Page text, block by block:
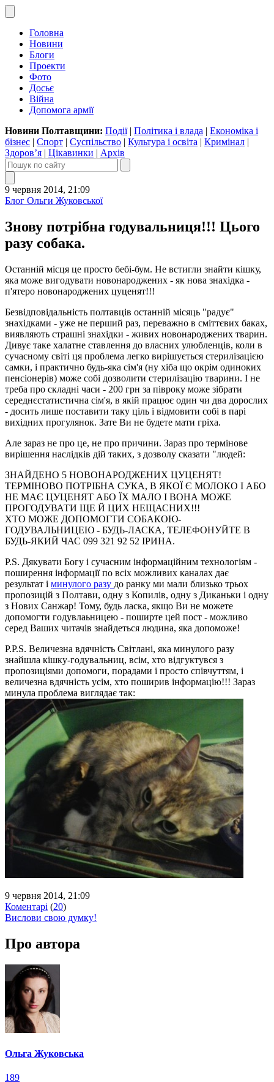
Головна
Новини
Блоги
Проекти
Фото
Досьє
Війна
Допомога армії
Новини Полтавщини: Події| Політика і влада | Економіка і
бізнес | Спорт | Суспільство | Культура і освіта | Кримінал |
Здоров’я | Цікавинки | Архів
9 червня 2014, 21:09
Блог Ольги Жуковської
Знову потрібна годувальниця!!! Цього
разу собака.
Останній місця це просто бебі-бум. Не встигли знайти кішку,
яка може вигодувати новонароджених - як нова знахідка -
п'ятеро новонароджених цуценят!!!
Безвідповідальність полтавців останній місяць "радує"
знахідками - уже не перший раз, переважно в сміттєвих баках,
виявляють страшні знахідки - живих новонароджених тварин.
Дивує таке халатне ставлення до власних улюбленців, коли в
сучасному світі ця проблема легко вирішується стерилізацією
самки, і практично будь-яка сім'я (ну хіба що окрім одиноких
пенсіонерів) може собі дозволити стерилізацію тварини. І не
треба про складні часи - 200 грн за півроку може зібрати
середнєстатистична сім'я, в якій працює один чи два дорослих
- досить лише поставити таку ціль і відмовити собі в парі
вихідних прогулянок. Зате Ви не будете мати гріха.
Але зараз не про це, не про причини. Зараз про термінове
вирішення наслідків дій таких, з дозволу сказати "людей:
ЗНАЙДЕНО 5 НОВОНАРОДЖЕНИХ ЦУЦЕНЯТ!
ТЕРМІНОВО ПОТРІБНА СУКА, В ЯКОЇ Є МОЛОКО І АБО
НЕ МАЄ ЦУЦЕНЯТ АБО ЇХ МАЛО І ВОНА МОЖЕ
ПРОГОДУВАТИ ЩЕ Й ЦИХ НЕЩАСНИХ!!!
ХТО МОЖЕ ДОПОМОГТИ СОБАКОЮ-
ГОДУВАЛЬНИЦЕЮ - БУДЬ-ЛАСКА, ТЕЛЕФОНУЙТЕ В
БУДЬ-ЯКИЙ ЧАС 099 321 92 52 ІРИНА.
P.S. Дякувати Богу і сучасним інформаційним технологіям -
поширення інформації по всіх можливих каналах дає
результат і минулого разу до ранку ми мали близько трьох
пропозицій з Полтави, одну з Копилів, одну з Диканьки і одну
з Нових Санжар! Тому, будь ласка, якщо Ви не можете
допомогти годувлаьницею - поширте цей пост - можливо
серед Ваших читачів знайдеться людина, яка допоможе!
P.P.S. Величезна вдячність Світлані, яка минулого разу
знайшла кішку-годувальниц, всім, хто відгуктувся з
пропозиціями допомоги, порадами і просто співчуттям, і
величезна вдячність усім, хто поширив інформацію!!! Зараз
минула проблема виглядає так:
9 червня 2014, 21:09
Коментарі (20)
Вислови свою думку!
Про автора
Ольга Жуковська
189